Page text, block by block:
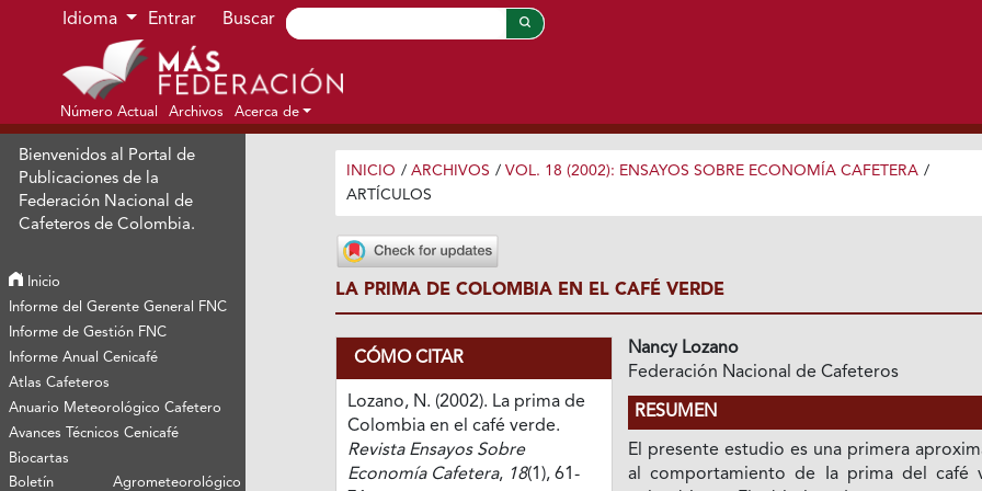
Ir al menú de navegación principal
Ir al contenido principal
Ir al pie de página del sitio
Idioma Entrar Buscar
Número Actual Archivos Acerca de
Bienvenidos al Portal de
Publicaciones de la
Federación Nacional de
Cafeteros de Colombia.
Inicio
Informe del Gerente General FNC
Informe de Gestión FNC
Informe Anual Cenicafé
Atlas Cafeteros
Anuario Meteorológico Cafetero
Avances Técnicos Cenicafé
Biocartas
Boletín Agrometeorológico
INICIO / ARCHIVOS / VOL. 18 (2002): ENSAYOS SOBRE ECONOMÍA CAFETERA /
ARTÍCULOS
LA PRIMA DE COLOMBIA EN EL CAFÉ VERDE
CÓMO CITAR
Lozano, N. (2002). La prima de
Colombia en el café verde.
Revista Ensayos Sobre
Economía Cafetera, 18(1), 61-
Nancy Lozano
Federación Nacional de Cafeteros
RESUMEN
El presente estudio es una primera
al comportamiento de Ia prima del café